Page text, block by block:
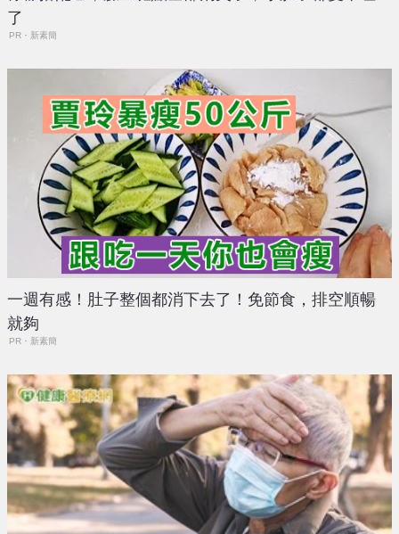
了
PR・新素簡
一週有感！肚子整個都消下去了！免節食，排空順暢
就夠
PR・新素簡